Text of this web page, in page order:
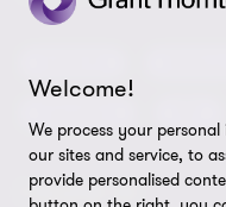
Oportunidades de
Prensa
Ética y Manual de
Disclaimer
Preferencias de cookies
FOLLOW US
Welcome!
We process your
our sites and service, to
provide personalised